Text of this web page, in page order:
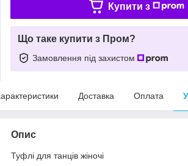
Купити з
Що таке купити з Пром?
Замовлення під захистом
Доставка Оплата
Опис
Туфлі для танців жіночі